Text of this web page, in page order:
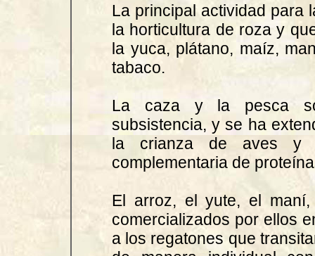
La principal actividad para
la horticultura de roza y
la yuca, plátano, maíz,
tabaco.
La caza y la pesca
subsistencia, y se ha
la crianza de aves y
complementaria de
El arroz, el yute, el
comercializados por ellos
a los regatones que